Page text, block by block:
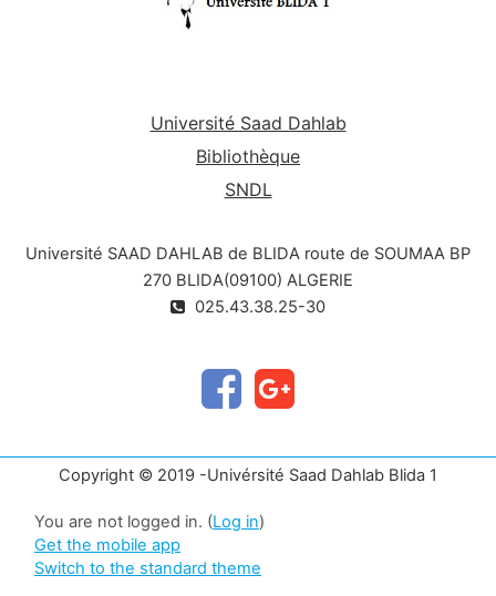
Université Saad Dahlab
Bibliothèque
SNDL
Université SAAD DAHLAB de BLIDA route de SOUMAA BP
270 BLIDA(09100) ALGERIE
025.43.38.25-30
Copyright © 2019 -Univérsité Saad Dahlab Blida 1
You are not logged in. (Log in)
Get the mobile app
Switch to the standard theme